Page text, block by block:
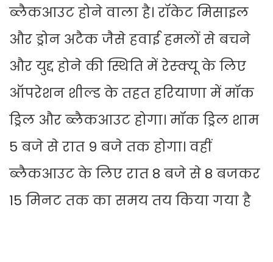
ब्लैकआउट होने वाला है। रॉकेट मिसाइल
और ड्रोन अटैक जैसे हवाई हमलों से बचने
और युद्द होने की स्थिति में रेस्क्यू के लिए
ऑपरेशन शील्ड के तहत हरियाणा में मॉक
ड्रिल और ब्लैकआउट होगा। मॉक ड्रिल शाम
5 बजे से रात 9 बजे तक होगा। वहीं
ब्लैकआउट के लिए रात 8 बजे से 8 बजकर
15 मिनट तक का समय तय किया गया है